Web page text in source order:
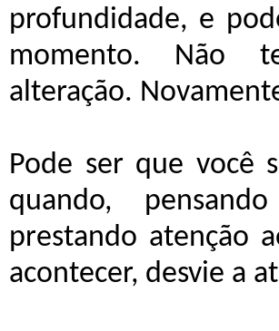
profundidade, e
momento. Não
alteração.
Pode ser que você
quando,
prestando atenção
acontecer, desvie a